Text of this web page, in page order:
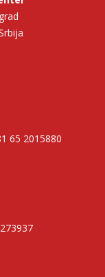
65 2015880